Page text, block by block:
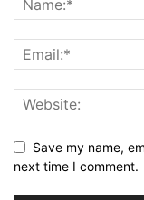
Save my name,
next time I comment.